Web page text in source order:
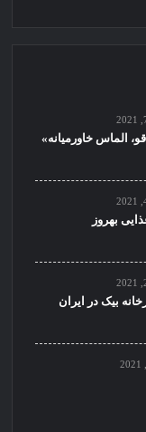
الماس خاورمیانه»
بهروز
بیک در ایران